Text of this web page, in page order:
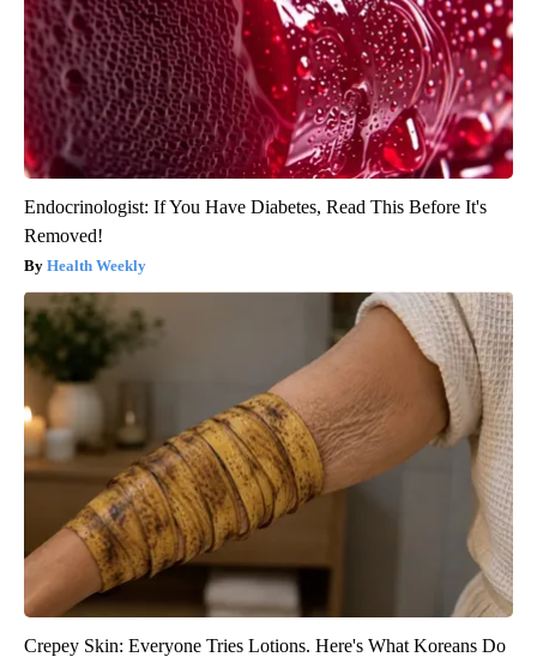
Endocrinologist: If You Have Diabetes, Read This Before It's
Removed!
Health Weekly
Crepey Skin: Everyone Tries Lotions. Here's What Koreans Do